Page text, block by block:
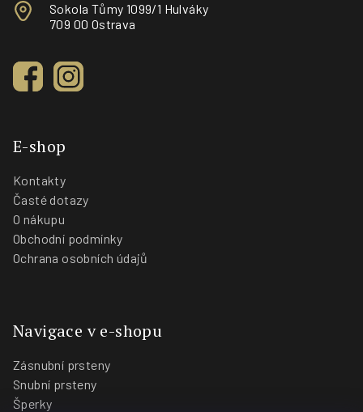
Sokola Tůmy 1099/1 Hulváky
709 00 Ostrava
E-shop
Kontakty
Časté dotazy
O nákupu
Obchodní podmínky
Ochrana osobních údajů
Navigace v e-shopu
Zásnubní prsteny
Snubní prsteny
Šperky